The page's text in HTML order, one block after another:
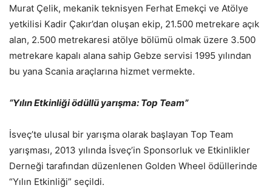
Murat Çelik, mekanik teknisyen Ferhat Emekçi ve Atölye
yetkilisi Kadir Çakır’dan oluşan ekip, 21.500 metrekare açık
alan, 2.500 metrekaresi atölye bölümü olmak üzere 3.500
metrekare kapalı alana sahip Gebze servisi 1995 yılından
bu yana Scania araçlarına hizmet vermekte.
“Yılın Etkinliği ödüllü yarışma: Top Team”
İsveç’te ulusal bir yarışma olarak başlayan Top Team
yarışması, 2013 yılında İsveç’in Sponsorluk ve Etkinlikler
Derneği tarafından düzenlenen Golden Wheel ödüllerinde
“Yılın Etkinliği” seçildi.